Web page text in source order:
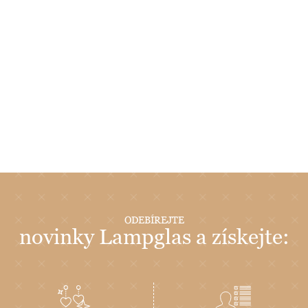
ODEBÍREJTE
novinky Lampglas a získejte: